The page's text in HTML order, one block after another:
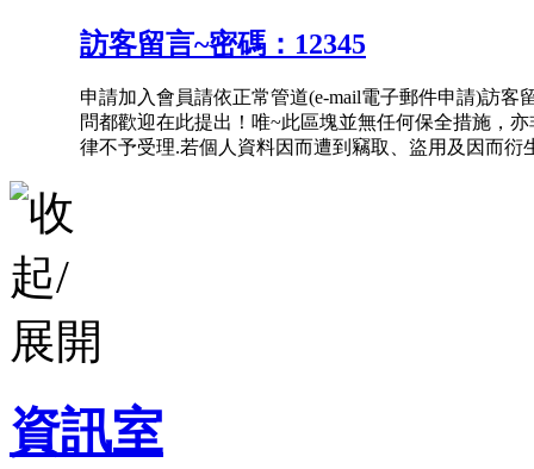
訪客留言~密碼：12345
申請加入會員請依正常管道(e-mail電子郵件申請)訪
問都歡迎在此提出！唯~此區塊並無任何保全措施，
律不予受理.若個人資料因而遭到竊取、盜用及因而
資訊室